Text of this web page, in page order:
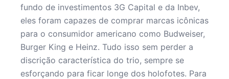
fundo de investimentos 3G Capital e da Inbev,
eles foram capazes de comprar marcas icônicas
para o consumidor americano como Budweiser,
Burger King e Heinz. Tudo isso sem perder a
discrição característica do trio, sempre se
esforçando para ficar longe dos holofotes. Para